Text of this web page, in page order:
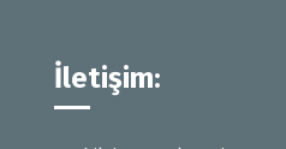
İletişim: